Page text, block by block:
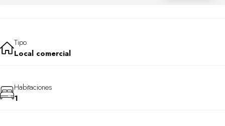
Tipo
Local comercial
Habitaciones
1